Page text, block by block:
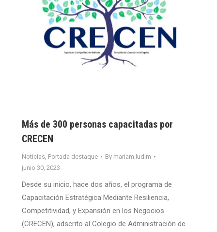
Más de 300 personas capacitadas por
CRECEN
Noticias, Portada destaque By mariam.ludim
junio 30, 2023
Desde su inicio, hace dos años, el programa de
Capacitación Estratégica Mediante Resiliencia,
Competitividad, y Expansión en los Negocios
(CRECEN), adscrito al Colegio de Administración de